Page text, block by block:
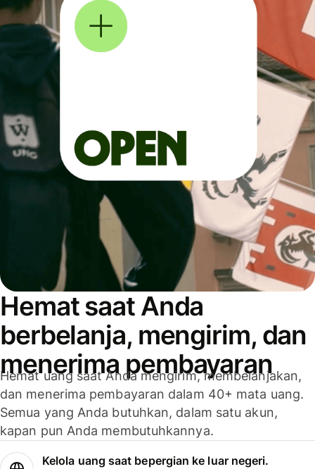
Hemat saat Anda
berbelanja, mengirim, dan
menerima pembayaran
Hemat uang saat Anda mengirim, membelanjakan,
dan menerima pembayaran dalam 40+ mata uang.
Semua yang Anda butuhkan, dalam satu akun,
kapan pun Anda membutuhkannya.
Kelola uang saat bepergian ke luar negeri.